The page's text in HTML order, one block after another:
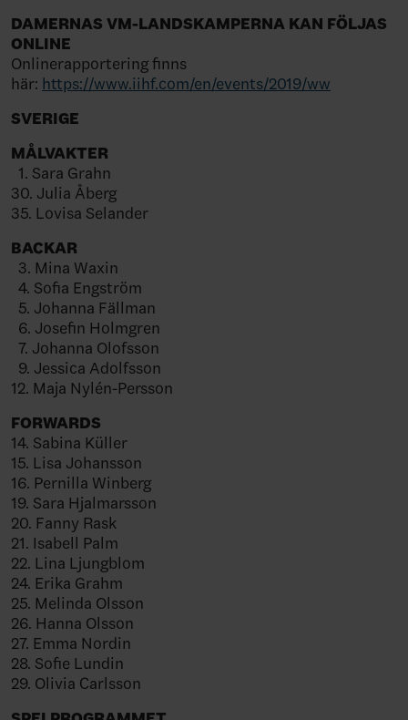
DAMERNAS VM-LANDSKAMPERNA KAN FÖLJAS
ONLINE
Onlinerapportering finns
här: https://www.iihf.com/en/events/2019/ww
SVERIGE
MÅLVAKTER
1. Sara Grahn
30. Julia Åberg
35. Lovisa Selander
BACKAR
3. Mina Waxin
4. Sofia Engström
5. Johanna Fällman
6. Josefin Holmgren
7. Johanna Olofsson
9. Jessica Adolfsson
12. Maja Nylén-Persson
FORWARDS
14. Sabina Küller
15. Lisa Johansson
16. Pernilla Winberg
19. Sara Hjalmarsson
20. Fanny Rask
21. Isabell Palm
22. Lina Ljungblom
24. Erika Grahm
25. Melinda Olsson
26. Hanna Olsson
27. Emma Nordin
28. Sofie Lundin
29. Olivia Carlsson